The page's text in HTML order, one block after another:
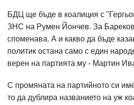
БДЦ ще бъде в коалиция с
ЗНС на Румен Йончев. За
споменава. А и какво да бъде
политик остана само с един
верен на партията му - Мартин
С промяната на партийното си
то да дублира названието на уж